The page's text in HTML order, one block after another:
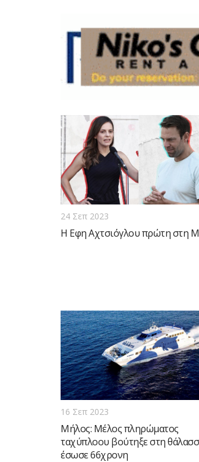
24 Σεπ 2023
Η Εφη Αχτσιόγλου πρώτη στη
16 Σεπ 2023
Μήλος: Μέλος πληρώματος
ταχύπλοου βούτηξε στη
έσωσε 66χρονη